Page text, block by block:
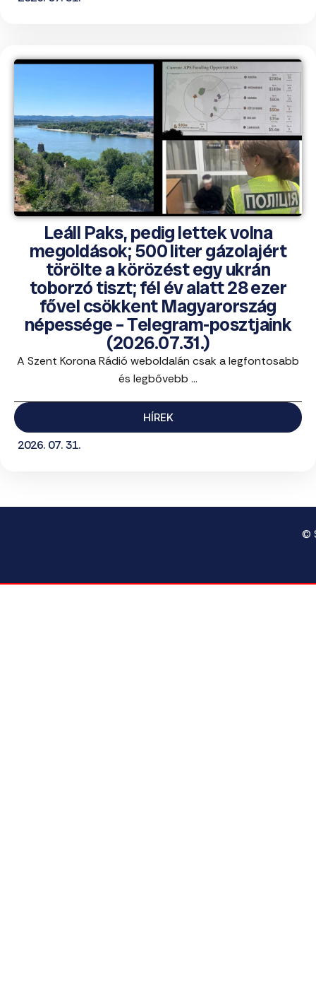
Leáll Paks, pedig lettek volna
megoldások; 500 liter gázolajért
törölte a körözést egy ukrán
toborzó tiszt; fél év alatt 28 ezer
fővel csökkent Magyarország
népessége – Telegram-posztjaink
(2026.07.31.)
A Szent Korona Rádió weboldalán csak a legfontosabb
és legbővebb ...
HÍREK
2026. 07. 31.
©